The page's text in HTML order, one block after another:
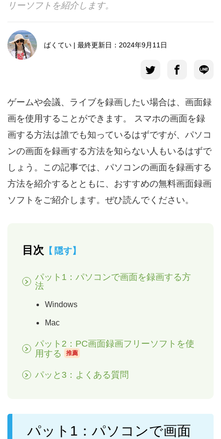
言語選択
リーソフトを紹介します。
ばくてい | 最終更新日：2024年9月11日
ゲームや会議、ライブを録画したい場合は、画面録
画を使用することができます。 スマホの画面を録
画する方法は誰でも知っているはずですが、パソコ
ンの画面を録画する方法を知らない人もいるはずで
しょう。この記事では、パソコンの画面を録画する
方法を紹介するとともに、おすすめの無料画面録画
ソフトをご紹介します。ぜひ読んでください。
目次 隠す
パット1：パソコンで画面を録画する方
法
Windows
Mac
パット2：PC画面録画フリーソフトを使
用する
推薦
パッと3：よくある質問
パット1：パソコンで画面